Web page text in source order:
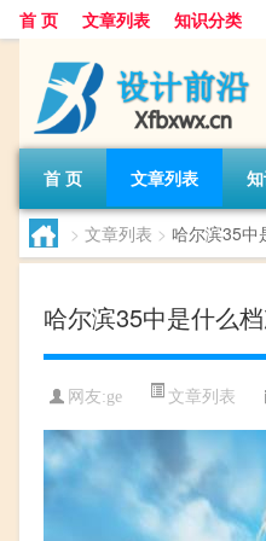
首 页 文章列表 知识分类
首 页 文章列表
> 文章列表 > 哈尔滨35中
哈尔滨35中是什么
网友:ge 文章列表